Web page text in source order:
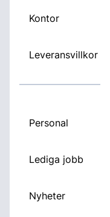
Kontor
Leveransvillkor
Personal
Lediga jobb
Nyheter